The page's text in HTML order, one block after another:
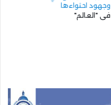
وجهود احتواءها
في "العالم"